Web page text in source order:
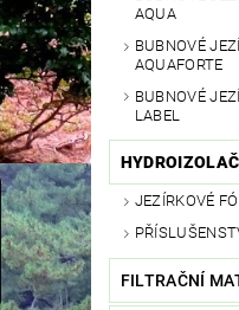
AQUA
BUBNOVÉ
AQUAFORTE
BUBNOVÉ
LABEL
JEZÍRKOVÉ
FILTRAČNÍ